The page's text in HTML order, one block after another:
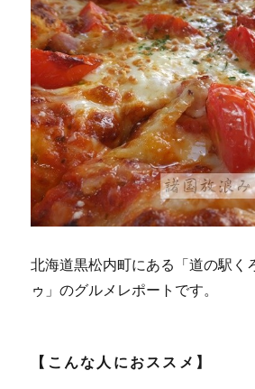
北海道黒松内町にある「道の駅く
ゥ」のグルメレポートです。
【こんな人におススメ】